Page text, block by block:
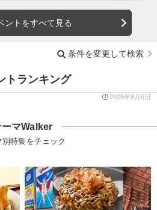
ントをすべて見る
条件を変更して検索
トランキング
2026年8月6日
ーマWalker
別特集をチェック